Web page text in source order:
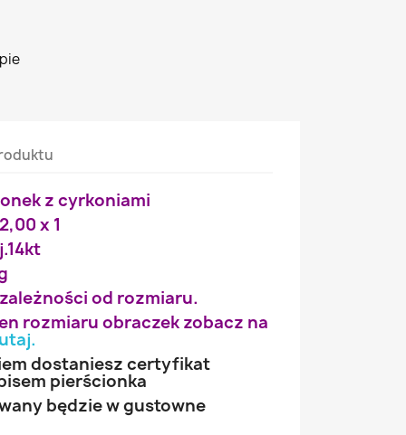
z cyrkoniami
x 1
od rozmiaru.
rozmiaru obraczek zobacz na
.
dostaniesz certyfikat
pierścionka
będzie w gustowne